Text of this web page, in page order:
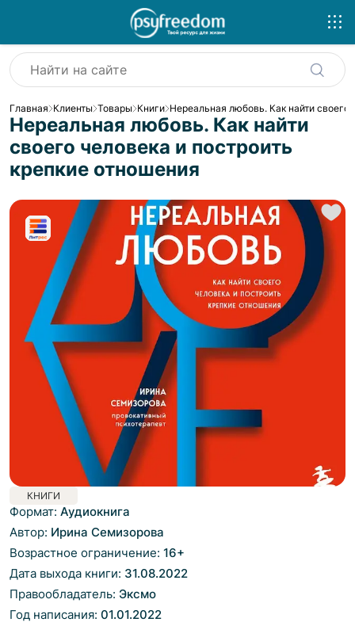
Главная Клиенты Товары Книги Нереальная любовь. Как найти своего
Нереальная любовь. Как найти
своего человека и построить
крепкие отношения
КНИГИ
Формат: Аудиокнига
Автор: Ирина Семизорова
Возрастное ограничение: 16+
Дата выхода книги: 31.08.2022
Правообладатель: Эксмо
Год написания: 01.01.2022